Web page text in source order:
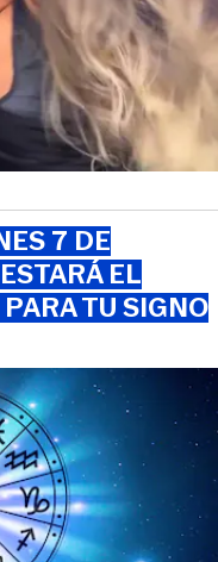
7 DE
EL
TU SIGNO